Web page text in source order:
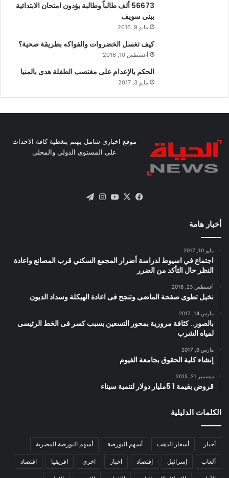
56673 ألف طالباً وطالبة يؤدون امتحان الابتدائية
ببنى سويف
مايو 9, 2016
كيف تغسل الخضروات والفواكه بطريقة صحية؟
أغسطس 10, 2016
الحكم بالإعدام على مغتصب الطفلة هدى بالمنيا
مايو 3, 2017
موقع اخباري شامل يهتم بتغطية كافة الاحداث
على المستوى الدولي والمحلي
فيسبوك
X يوتيوبانستقرام
أخبار هامة
مايو 10, 2017
اجتماع في اسيوط لدراسة أضرار المجمع السكني قرب المصانع واعادة
النظر حال التأكد من الضرر
أغسطس 23, 2016
نخيل تطوى صفحة الماضى وتنجح فى اعادة الهيكلة وسداد الديون
مارس 14, 2017
بالصور.. كثافة مرورية بمحور التسعين بسبب كسر فى الخط الرئيسى
لمياه الشرب
مارس 6, 2017
إنشاء كلية الحقوق بجامعة الفيوم
ديسمبر 21, 2015
قروض بقيمة 1 5مليار دولار لتنمية سيناء
الكلمات الدليلية
أخبار أسعار الذهب أسهم البورصة أسهم البورصة المصرية
ألعاب إسرائيل إقتصاد اخبار اخري افريقيا اقتصاد